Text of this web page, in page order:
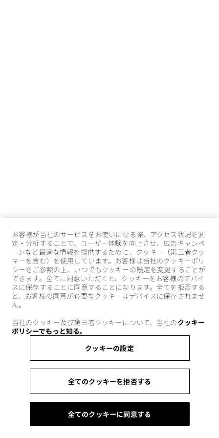
お客様が当社のサービスをお使いになる際、アクセス状況を測
定・分析することで、ユーザー体験を向上させ、広告キャンペ
ーンなど最適な情報を提供するために、クッキー（第三者クッ
キーを含む）を使用しています。お客様は当社のクッキーポリ
シーをご参照の上、いつでもクッキーの設定を変更することが
できます。全てに同意いただくと、クッキーをお客様のデバイ
スに保存することに同意することになります。全てを拒否する
と、お客様の同意が必要なクッキーはデバイスに保存されませ
ん。
当社のクッキー及び第三者クッキーについて、当社のクッキー
ポリシーでもっと知る。
クッキーの設定
全てのクッキーを拒否する
全てのクッキーに同意する